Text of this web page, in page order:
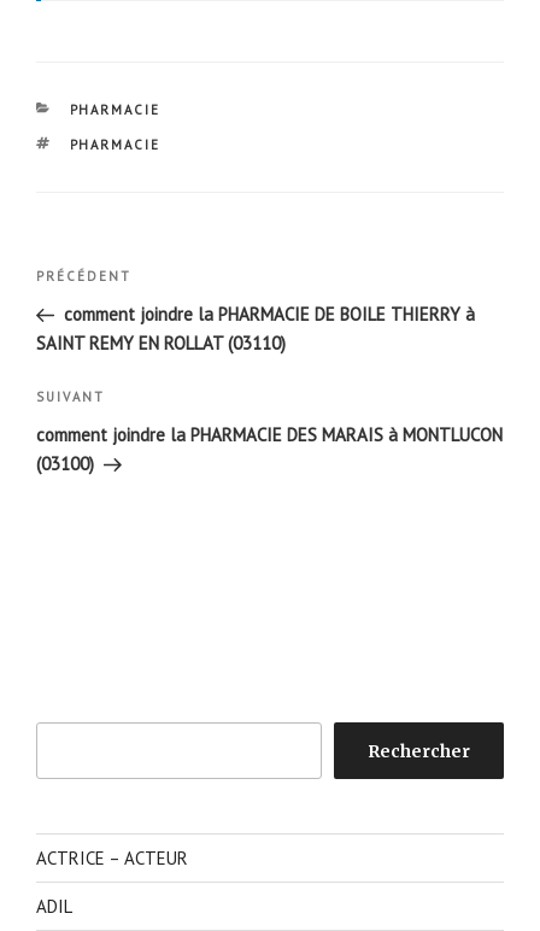
CATÉGORIES
PHARMACIE
ÉTIQUETTES
PHARMACIE
Navigation
l’article
Article
précédent
PRÉCÉDENT
comment joindre la PHARMACIE DE BOILE THIERRY à
SAINT REMY EN ROLLAT (03110)
Article
suivant
SUIVANT
comment joindre la PHARMACIE DES MARAIS à MONTLUCON
(03100)
Rechercher
ACTRICE – ACTEUR
ADIL